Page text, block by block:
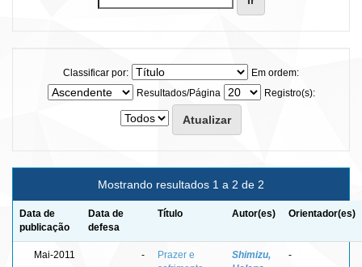
Classificar por:
Em ordem:
Resultados/Página
Registro(s):
Mostrando resultados 1 a 2 de 2
Data de
publicação
Data de
defesa
Título Autor(es) Orientador(es)
Mai-2011 -
Prazer e
Shimizu,
-